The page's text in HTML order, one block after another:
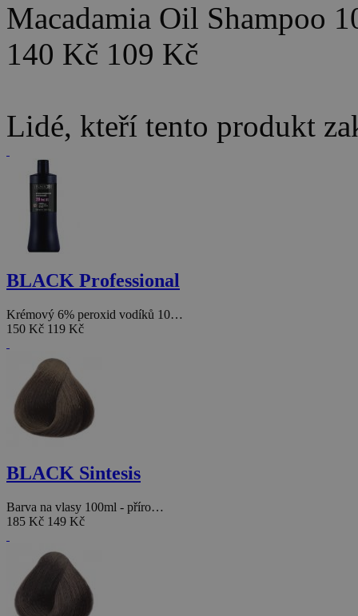
Macadamia Oil Shampoo
140 Kč 109 Kč
Lidé, kteří tento produkt
BLACK Professional
Krémový 6% peroxid vodíků 10…
150 Kč 119 Kč
BLACK Sintesis
Barva na vlasy 100ml - příro…
185 Kč 149 Kč